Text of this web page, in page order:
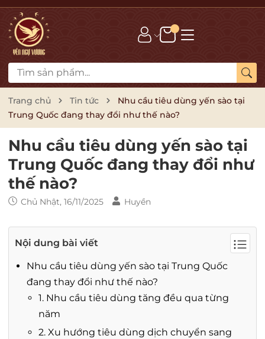
Trang chủ Tin tức
Nhu cầu tiêu dùng yến sào tại
Trung Quốc đang thay đổi như thế nào?
Nhu cầu tiêu dùng yến sào tại
Trung Quốc đang thay đổi như
thế nào?
Chủ Nhật, 16/11/2025 Huyền
Nội dung bài viết
Nhu cầu tiêu dùng yến sào tại Trung Quốc
đang thay đổi như thế nào?
1. Nhu cầu tiêu dùng tăng đều qua từng
năm
2. Xu hướng tiêu dùng dịch chuyển sang